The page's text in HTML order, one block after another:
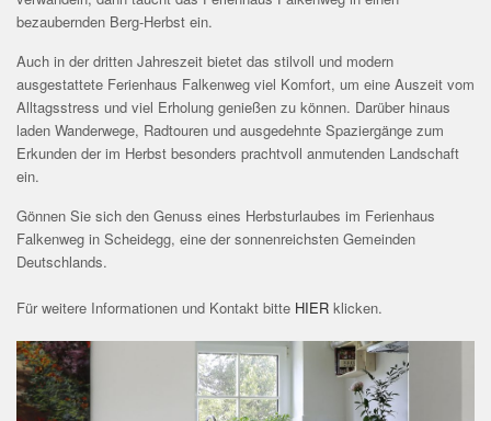
bezaubernden Berg-Herbst ein.
Auch in der dritten Jahreszeit bietet das stilvoll und modern
ausgestattete Ferienhaus Falkenweg viel Komfort, um eine Auszeit vom
Alltagsstress und viel Erholung genießen zu können. Darüber hinaus
laden Wanderwege, Radtouren und ausgedehnte Spaziergänge zum
Erkunden der im Herbst besonders prachtvoll anmutenden Landschaft
ein.
Gönnen Sie sich den Genuss eines Herbsturlaubes im Ferienhaus
Falkenweg in Scheidegg, eine der sonnenreichsten Gemeinden
Deutschlands.
Für weitere Informationen und Kontakt bitte HIER klicken.